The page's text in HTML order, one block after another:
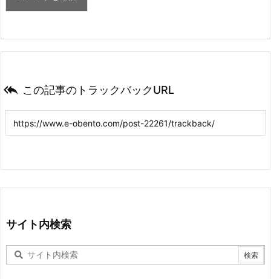
 この記事のトラックバックURL
サイト内検索